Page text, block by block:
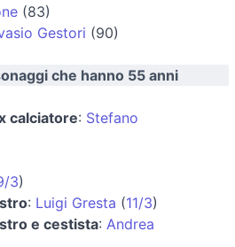
(83)
Gestori (90)
che hanno 55 anni
calciatore: Stefano
3)
: Luigi Gresta (11/3)
e cestista: Andrea